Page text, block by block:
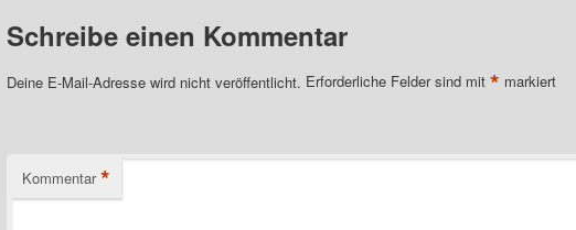
Schreibe einen Kommentar
Deine E-Mail-Adresse wird nicht veröffentlicht. Erforderliche Felder sind mit * markiert
Kommentar *